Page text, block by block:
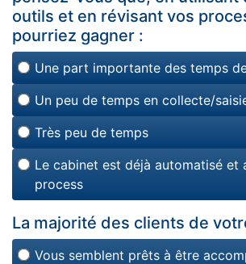
outils et en révisant vos
pourriez gagner :
Une part importante des temps
Un peu de temps en collecte/
Très peu de temps
Le cabinet est déjà automatisé et
process
La majorité des clients de
Vous semblent prêts à être